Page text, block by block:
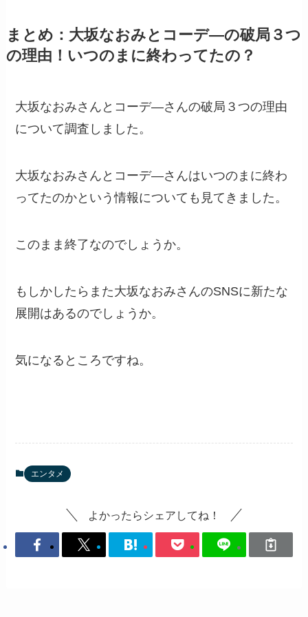
まとめ：大坂なおみとコーデ―の破局３つ
の理由！いつのまに終わってたの？
大坂なおみさんとコーデ―さんの破局３つの理由
について調査しました。
大坂なおみさんとコーデ―さんはいつのまに終わ
ってたのかという情報についても見てきました。
このまま終了なのでしょうか。
もしかしたらまた大坂なおみさんのSNSに新たな
展開はあるのでしょうか。
気になるところですね。
エンタメ
よかったらシェアしてね！